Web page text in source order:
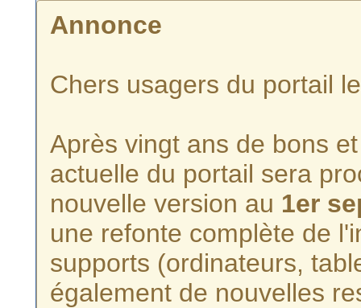
Annonce
Chers usagers du portail
Après vingt ans de bons
actuelle du portail sera
nouvelle version au 1er
une refonte complète de
supports (ordinateurs,
également de nouvelles